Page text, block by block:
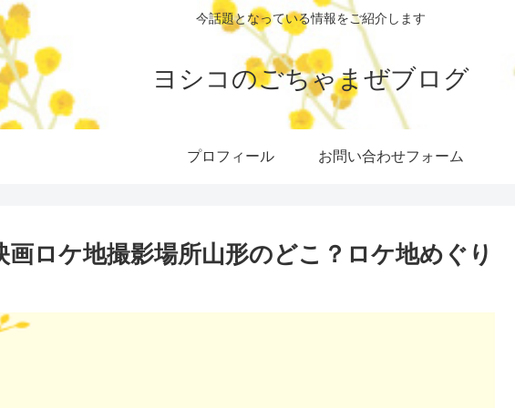
今話題となっている情報をご紹介します
ヨシコのごちゃまぜブログ
プロフィール お問い合わせフォーム
ロケ地撮影場所山形のどこ？ロケ地めぐり